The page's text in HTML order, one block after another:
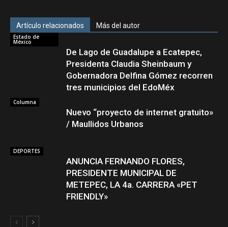
Artículo relacionados Más del autor
Estado de
México
De Lago de Guadalupe a Ecatepec,
Presidenta Claudia Sheinbaum y
Gobernadora Delfina Gómez recorren
tres municipios del EdoMéx
Columna
Nuevo “proyecto de internet gratuito»
/ Maullidos Urbanos
DEPORTES
ANUNCIA FERNANDO FLORES,
PRESIDENTE MUNICIPAL DE
METEPEC, LA 4a. CARRERA «PET
FRIENDLY»